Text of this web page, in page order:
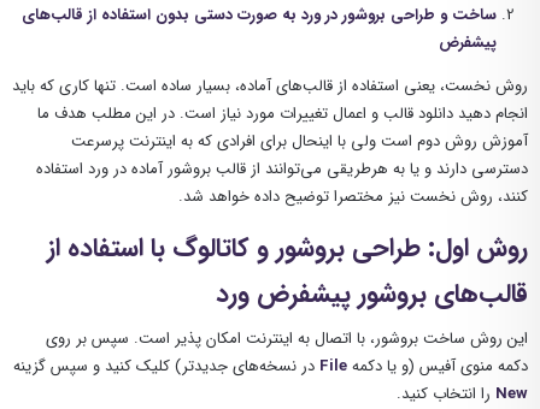
ساخت و طراحی بروشور در ورد به صورت دستی بدون استفاده از قالب‌های
پیشفرض
روش نخست، یعنی استفاده از قالب‌های آماده، بسیار ساده است. تنها کاری که باید
انجام دهید دانلود قالب و اعمال تغییرات مورد نیاز است. در این مطلب هدف ما
آموزش روش دوم است ولی با اینحال برای افرادی که به اینترنت پرسرعت
دسترسی دارند و یا به هرطریقی می‌توانند از قالب بروشور آماده در ورد استفاده
کنند، روش نخست نیز مختصرا توضیح داده خواهد شد.
روش اول: طراحی بروشور و کاتالوگ با استفاده از
قالب‌های بروشور پیشفرض ورد
این روش ساخت بروشور، با اتصال به اینترنت امکان پذیر است. سپس بر روی
دکمه‌ منوی آفیس (و یا دکمهFile
در نسخه‌های جدیدتر) کلیک کنید و سپس گزینه‌
New را انتخاب کنید.